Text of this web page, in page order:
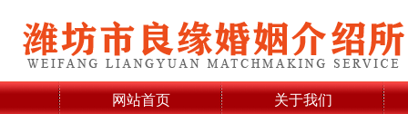
网站首页 关于我们